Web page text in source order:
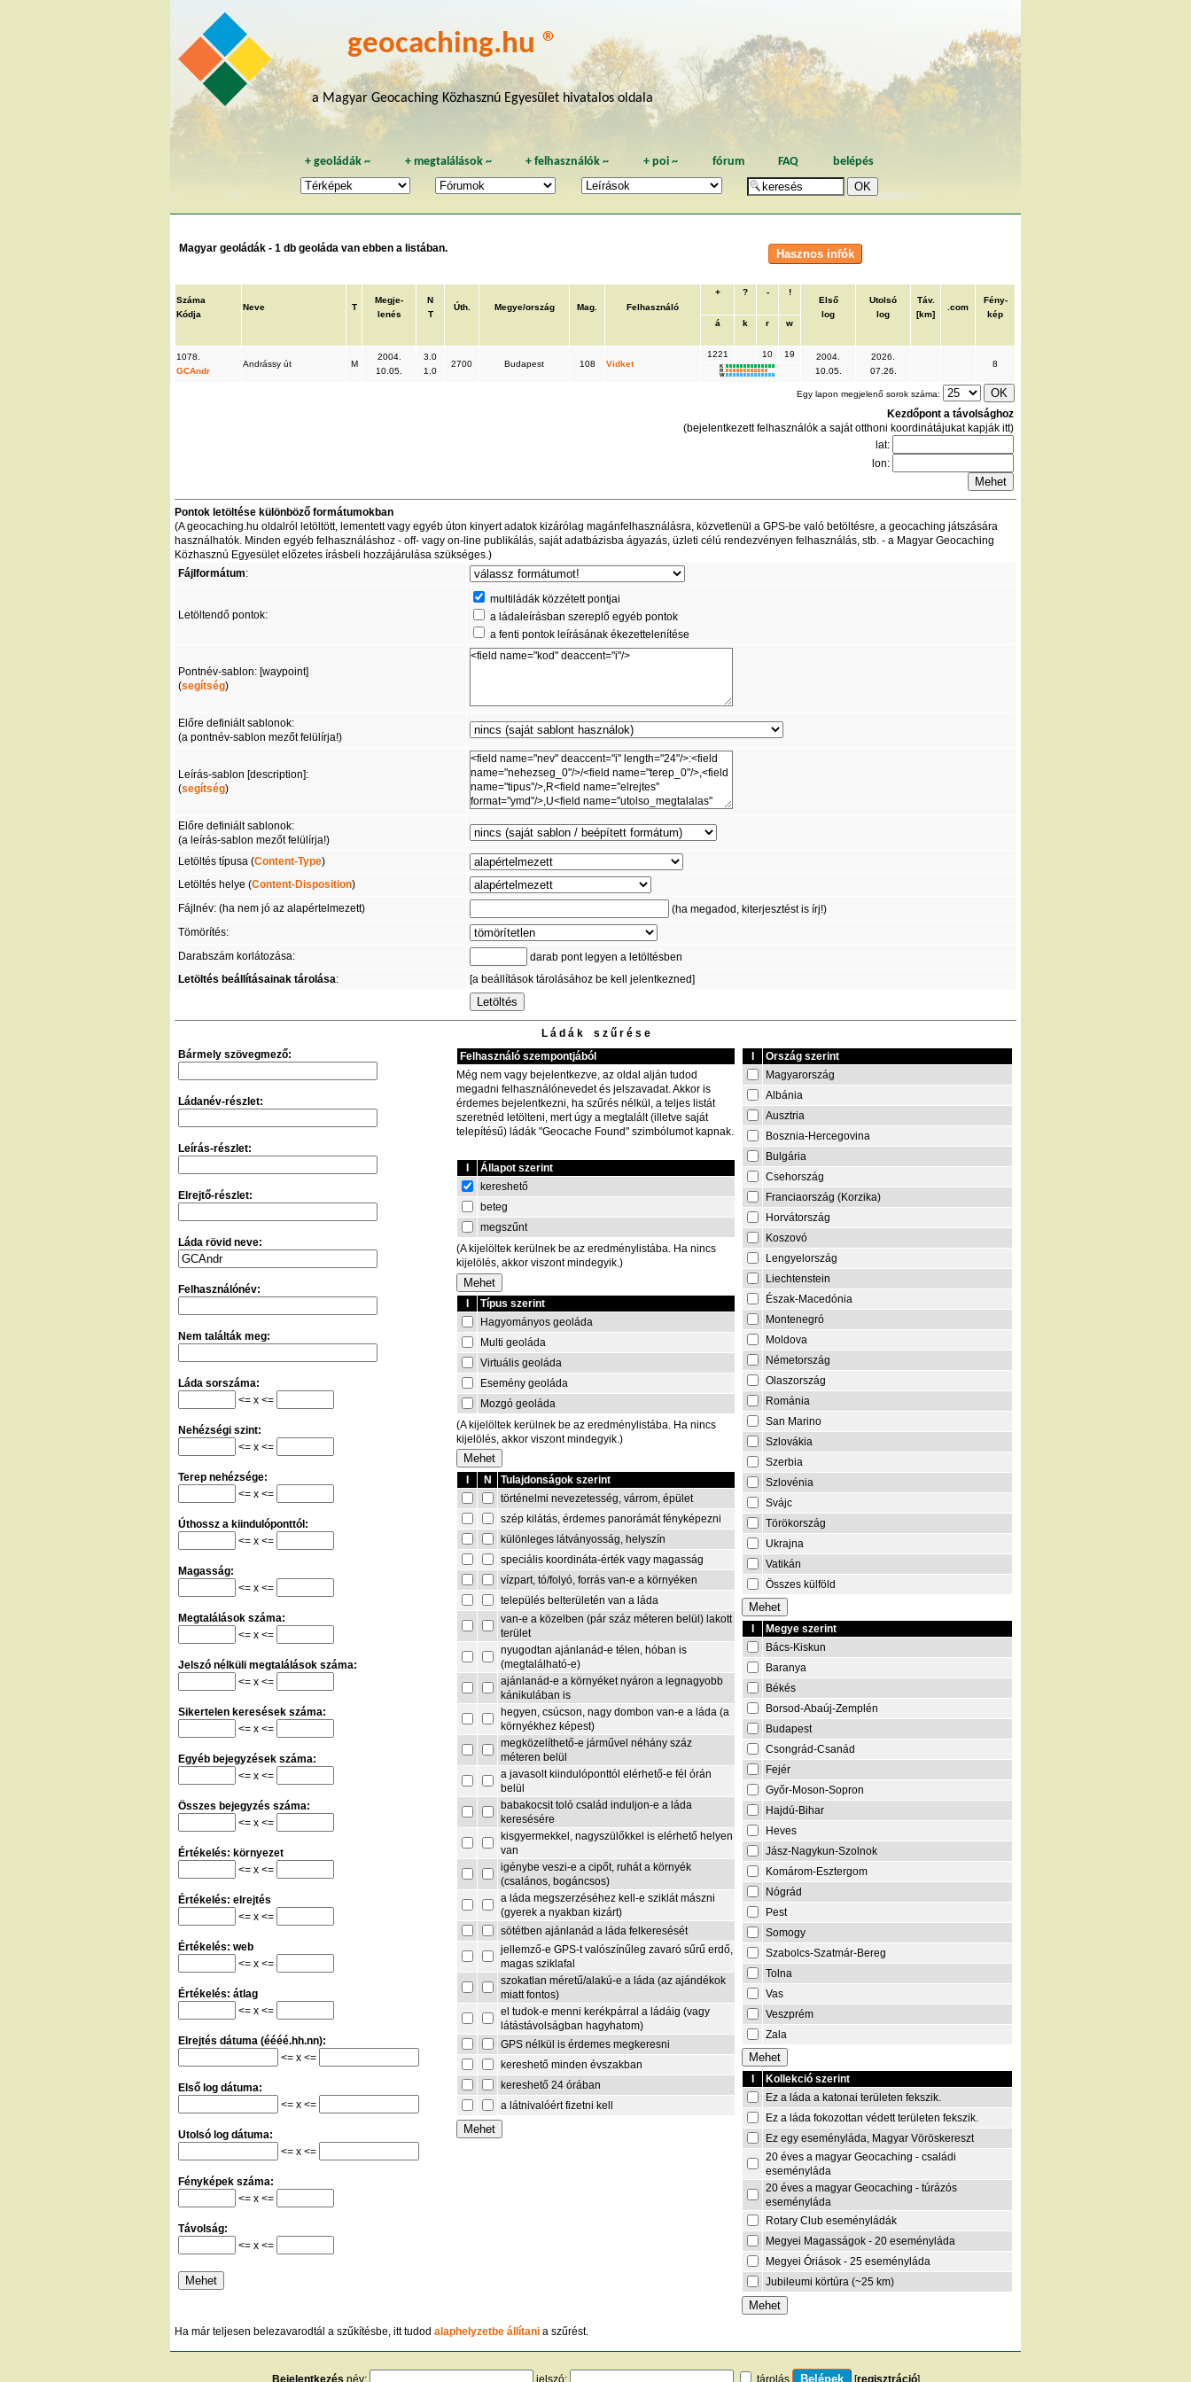
geocaching.hu ®
a Magyar Geocaching Közhasznú Egyesület hivatalos oldala
+geoládák ~ + megtalálások~ +felhasználók ~ + poi~ fórum FAQ belépés
Magyar geoládák - 1 db geoláda van ebben a listában.
Száma
Kódja
Neve T
Megje-
lenés
N
T
Úth. Megye/ország Mag. Felhasználó
+ ? -
!
Első
log
Utolsó
log
Táv.
[km]
.com
Fény-
kép
á
k r w
1078.
GCAndr
Andrássy út M
2004.
10.05.
3.0
1.0
2700 Budapest 108 Vidket
1221 10 19
2004.
10.05.
2026.
07.26.
8
K
R
W
Egy lapon megjelenő sorok száma:
Kezdőpont a távolsághoz
(bejelentkezett felhasználók a saját otthoni koordinátájukat kapják itt)
lat:
lon:
Pontok letöltése különböző formátumokban
(A geocaching.hu oldalról letöltött, lementett vagy egyéb úton kinyert adatok kizárólag magánfelhasználásra, közvetlenül a GPS-be való betöltésre, a geocaching játszására
használhatók. Minden egyéb felhasználáshoz - off- vagy on-line publikálás, saját adatbázisba ágyazás, üzleti célú rendezvényen felhasználás, stb. - a Magyar Geocaching
Közhasznú Egyesület előzetes írásbeli hozzájárulása szükséges.)
Fájlformátum:
Letöltendő pontok:
multiládák közzétett pontjai
a ládaleírásban szereplő egyéb pontok
a fenti pontok leírásának ékezettelenítése
Pontnév-sablon: [waypoint]
(segítség)
Előre definiált sablonok:
(a pontnév-sablon mezőt felülírja!)
Leírás-sablon [description]:
(segítség)
Előre definiált sablonok:
(a leírás-sablon mezőt felülírja!)
Letöltés típusa (Content-Type)
Letöltés helye (Content-Disposition)
Fájlnév: (ha nem jó az alapértelmezett)
(ha megadod, kiterjesztést is írj!)
Tömörítés:
Darabszám korlátozása:
darab pont legyen a letöltésben
Letöltés beállításainak tárolása: [a beállítások tárolásához be kell jelentkezned]
L á d á k s z ű r é s e
Bármely szövegmező:
Ládanév-részlet:
Leírás-részlet:
Elrejtő-részlet:
Láda rövid neve:
Felhasználónév:
Nem találták meg:
Láda sorszáma:
<= x <=
Nehézségi szint:
<= x <=
Terep nehézsége:
<= x <=
Úthossz a kiindulóponttól:
<= x <=
Magasság:
<= x <=
Megtalálások száma:
<= x <=
Jelszó nélküli megtalálások száma:
<= x <=
Sikertelen keresések száma:
<= x <=
Egyéb bejegyzések száma:
<= x <=
Összes bejegyzés száma:
<= x <=
Értékelés: környezet
<= x <=
Értékelés: elrejtés
<= x <=
Értékelés: web
<= x <=
Értékelés: átlag
<= x <=
Elrejtés dátuma (éééé.hh.nn):
<= x <=
Első log dátuma:
<= x <=
Utolsó log dátuma:
<= x <=
Fényképek száma:
<= x <=
Távolság:
<= x <=
Felhasználó szempontjából
Még nem vagy bejelentkezve, az oldal alján tudod
megadni felhasználónevedet és jelszavadat. Akkor is
érdemes bejelentkezni, ha szűrés nélkül, a teljes listát
szeretnéd letölteni, mert úgy a megtalált (illetve saját
telepítésű) ládák "Geocache Found" szimbólumot kapnak.
Állapot szerint
kereshető
beteg
megszűnt
(A kijelöltek kerülnek be az eredménylistába. Ha nincs
kijelölés, akkor viszont mindegyik.)
Típus szerint
Hagyományos geoláda
Multi geoláda
Virtuális geoláda
Esemény geoláda
Mozgó geoláda
(A kijelöltek kerülnek be az eredménylistába. Ha nincs
kijelölés, akkor viszont mindegyik.)
N
Tulajdonságok szerint
történelmi nevezetesség, várrom, épület
szép kilátás, érdemes panorámát fényképezni
különleges látványosság, helyszín
speciális koordináta-érték vagy magasság
vízpart, tó/folyó, forrás van-e a környéken
település belterületén van a láda
van-e a közelben (pár száz méteren belül) lakott
terület
nyugodtan ajánlanád-e télen, hóban is
(megtalálható-e)
ajánlanád-e a környéket nyáron a legnagyobb
kánikulában is
hegyen, csúcson, nagy dombon van-e a láda (a
környékhez képest)
megközelíthető-e járművel néhány száz
méteren belül
a javasolt kiindulóponttól elérhető-e fél órán
belül
babakocsit toló család induljon-e a láda
keresésére
kisgyermekkel, nagyszülőkkel is elérhető helyen
van
igénybe veszi-e a cipőt, ruhát a környék
(csalános, bogáncsos)
a láda megszerzéséhez kell-e sziklát mászni
(gyerek a nyakban kizárt)
sötétben ajánlanád a láda felkeresését
jellemző-e GPS-t valószínűleg zavaró sűrű erdő,
magas sziklafal
szokatlan méretű/alakú-e a láda (az ajándékok
miatt fontos)
el tudok-e menni kerékpárral a ládáig (vagy
látástávolságban hagyhatom)
GPS nélkül is érdemes megkeresni
kereshető minden évszakban
kereshető 24 órában
a látnivalóért fizetni kell
I
Ország szerint
Magyarország
Albánia
Ausztria
Bosznia-Hercegovina
Bulgária
Csehország
Franciaország (Korzika)
Horvátország
Koszovó
Lengyelország
Liechtenstein
Észak-Macedónia
Montenegró
Moldova
Németország
Olaszország
Románia
San Marino
Szlovákia
Szerbia
Szlovénia
Svájc
Törökország
Ukrajna
Vatikán
Összes külföld
I
Megye szerint
Bács-Kiskun
Baranya
Békés
Borsod-Abaúj-Zemplén
Budapest
Csongrád-Csanád
Fejér
Győr-Moson-Sopron
Hajdú-Bihar
Heves
Jász-Nagykun-Szolnok
Komárom-Esztergom
Nógrád
Pest
Somogy
Szabolcs-Szatmár-Bereg
Tolna
Vas
Veszprém
Zala
Kollekció szerint
Ez a láda a katonai területen fekszik.
Ez a láda fokozottan védett területen fekszik.
Ez egy eseményláda, Magyar Vöröskereszt
20 éves a magyar Geocaching - családi
eseményláda
20 éves a magyar Geocaching - túrázós
eseményláda
Rotary Club eseményládák
Megyei Magasságok - 20 eseményláda
Megyei Óriások - 25 eseményláda
Jubileumi körtúra (~25 km)
Ha már teljesen belezavarodtál a szűkítésbe, itt tudod alaphelyzetbe állítani a szűrést.
Bejelentkezés név: jelszó: tárolás [regisztráció]